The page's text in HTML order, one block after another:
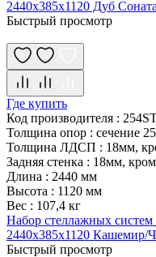
2440x385x1120 Дуб
Быстрый просмотр
Где купить
Код производителя :
Толщина опор : сечение
Толщина ЛДСП : 18мм,
Задняя стенка : 18мм,
Длина : 2440 мм
Высота : 1120 мм
Вес : 107,4 кг
Набор стеллажных
2440x385x1120 Кашемир/
Быстрый просмотр